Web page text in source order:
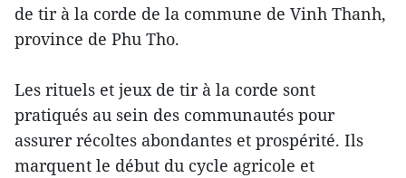
de tir à la corde de la commune de Vinh Thanh,
province de Phu Tho.
Les rituels et jeux de tir à la corde sont
pratiqués au sein des communautés pour
assurer récoltes abondantes et prospérité. Ils
marquent le début du cycle agricole et